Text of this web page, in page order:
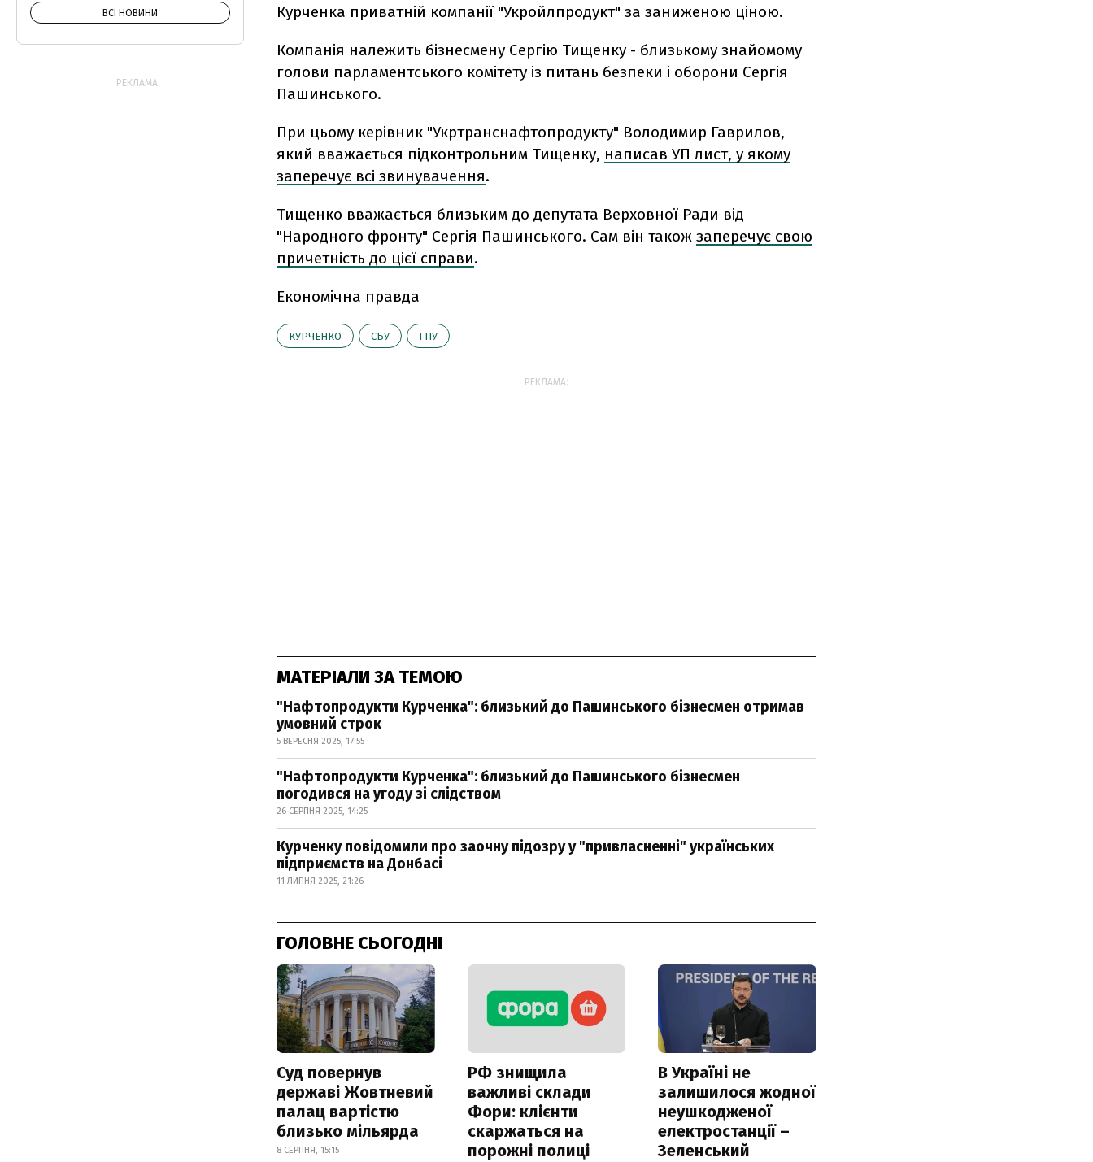
Курченка приватній компанії "Укройлпродукт" за заниженою ціною.
Компанія належить бізнесмену Сергію Тищенку - близькому знайомому
голови парламентського комітету із питань безпеки і оборони Сергія
Пашинського.
При цьому керівник "Укртранснафтопродукту" Володимир Гаврилов,
який вважається підконтрольним Тищенку, написав УП лист, у якому
заперечує всі звинувачення.
Тищенко вважається близьким до депутата Верховної Ради від
"Народного фронту" Сергія Пашинського. Сам він також заперечує свою
причетність до цієї справи.
Економічна правда
КУРЧЕНКО СБУ ГПУ
РЕКЛАМА:
МАТЕРІАЛИ ЗА ТЕМОЮ
"Нафтопродукти Курченка": близький до Пашинського бізнесмен отримав
умовний строк
5 ВЕРЕСНЯ 2025, 17:55
"Нафтопродукти Курченка": близький до Пашинського бізнесмен
погодився на угоду зі слідством
26 СЕРПНЯ 2025, 14:25
Курченку повідомили про заочну підозру у "привласненні" українських
підприємств на Донбасі
11 ЛИПНЯ 2025, 21:26
ГОЛОВНЕ СЬОГОДНІ
Суд повернув
державі Жовтневий
палац вартістю
близько мільярда
8 СЕРПНЯ, 15:15
РФ знищила
важливі склади
Фори: клієнти
скаржаться на
порожні полиці
В Україні не
залишилося жодної
неушкодженої
електростанції –
Зеленський
ВСІ НОВИНИ
РЕКЛАМА: